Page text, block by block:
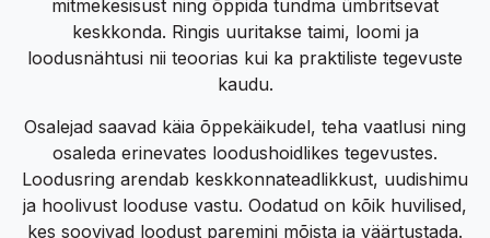
mitmekesisust ning õppida tundma ümbritsevat
keskkonda. Ringis uuritakse taimi, loomi ja
loodusnähtusi nii teoorias kui ka praktiliste tegevuste
kaudu.
Osalejad saavad käia õppekäikudel, teha vaatlusi ning
osaleda erinevates loodushoidlikes tegevustes.
Loodusring arendab keskkonnateadlikkust, uudishimu
ja hoolivust looduse vastu. Oodatud on kõik huvilised,
kes soovivad loodust paremini mõista ja väärtustada.